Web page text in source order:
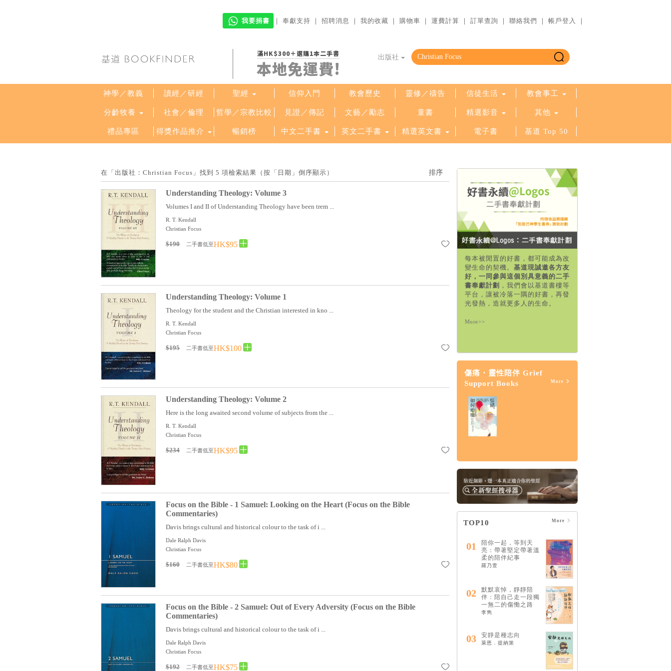
我要捐書 ｜ 奉獻支持 ｜ 招聘消息 ｜ 我的收藏 ｜ 購物車 ｜ 運費計算 ｜ 訂單查詢 ｜ 聯絡我們 ｜ 帳戶登入 ｜
滿HK$300＋選購1本二手書
本地免運費!
出版社
神學／教義 讀經／研經 聖經 信仰入門 教會歷史 靈修／禱告 信徒生活 教會事工
分齡牧養 社會／倫理 哲學／宗教比較 見證／傳記 文藝／勵志 童書 精選影音 其他
禮品專區 得獎作品推介 暢銷榜 中文二手書 英文二手書 精選英文書 電子書 基道 Top 50
在「出版社：Christian Focus」找到 5 項檢索結果（按「日期」倒序顯示）
Understanding Theology: Volume 3
Volumes I and II of Understanding Theology have been trem ...
R. T. Kendall
Christian Focus
$190 二手書低至HK$95
Understanding Theology: Volume 1
Theology for the student and the Christian interested in kno ...
R. T. Kendall
Christian Focus
$195 二手書低至HK$100
Understanding Theology: Volume 2
Here is the long awaited second volume of subjects from the ...
R. T. Kendall
Christian Focus
$234 二手書低至HK$95
Focus on the Bible - 1 Samuel: Looking on the Heart (Focus on the Bible
Commentaries)
Davis brings cultural and historical colour to the task of i ...
Dale Ralph Davis
Christian Focus
$160 二手書低至HK$80
Focus on the Bible - 2 Samuel: Out of Every Adversity (Focus on the Bible
Commentaries)
Davis brings cultural and historical colour to the task of i ...
Dale Ralph Davis
Christian Focus
$192 二手書低至HK$75
每本被閒置的好書，都可能成為改
變生命的契機。 基道現誠邀各方友
好，一同參與這個別具意義的二手
書奉獻計劃 ，我們會以基道書樓等
平台，讓被冷落一隅的好書，再發
光發熱，造就更多人的生命。
More>>
傷痛・靈性陪伴 Grief
Support Books
More
慮、憤怒、壓力和憂
鬱的15個情緒解答
HK$122 $128
TOP10 More
01
陪你一起，等到天
亮：帶著堅定帶著溫
柔的陪伴紀事
羅乃萱
02
默默哀悼，靜靜陪
伴：陪自己走一段獨
一無二的傷慟之路
李雋
03 安靜是種志向
萊恩．提納第